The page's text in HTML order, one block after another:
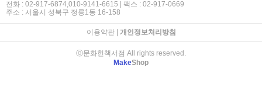
전화 : 02-917-6874,010-9141-6615 | 팩스 : 02-917-0669
주소 : 서울시 성북구 정릉1동 16-158
이용약관| 개인정보처리방침
ⓒ문화헌책서점 All rights reserved.
MakeShop